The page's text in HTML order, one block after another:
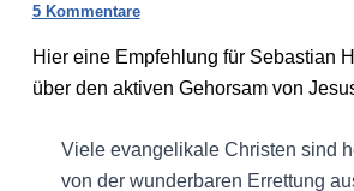
5 Kommentare
Hier eine Empfehlung für Sebastian
über den aktiven Gehorsam von
Viele evangelikale Christen sind
von der wunderbaren Errettung